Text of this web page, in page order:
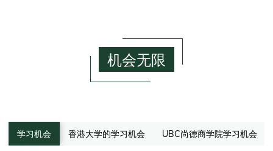
机会无限
学习机会 香港大学的学习机会 UBC尚德商学院学习机会